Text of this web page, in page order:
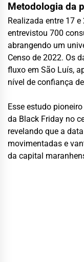
Metodologia da
Realizada entre 17
entrevistou 700
abrangendo um
Censo de 2022. Os
fluxo em São Luís,
nível de confiança
Esse estudo
da Black Friday no
revelando que a
movimentadas e
da capital